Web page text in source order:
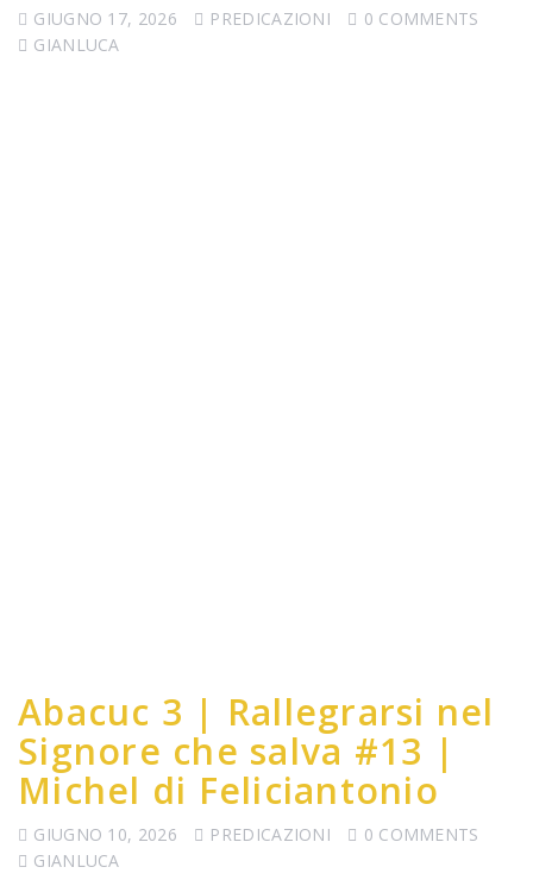
GIUGNO 17, 2026 PREDICAZIONI
0 COMMENTS
GIANLUCA
Abacuc 3 | Rallegrarsi nel
Signore che salva #13 |
Michel di Feliciantonio
GIUGNO 10, 2026 PREDICAZIONI
0 COMMENTS
GIANLUCA